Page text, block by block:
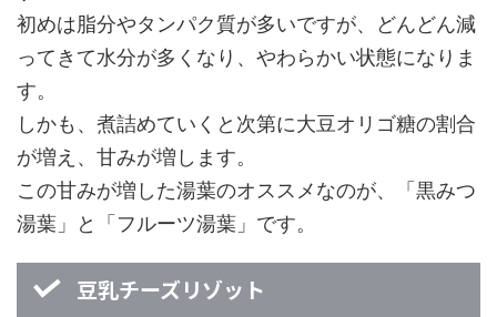
初めは脂分やタンパク質が多いですが、どんどん減
ってきて水分が多くなり、やわらかい状態になりま
す。
しかも、煮詰めていくと次第に大豆オリゴ糖の割合
が増え、甘みが増します。
この甘みが増した湯葉のオススメなのが、「黒みつ
湯葉」と「フルーツ湯葉」です。
豆乳チーズリゾット